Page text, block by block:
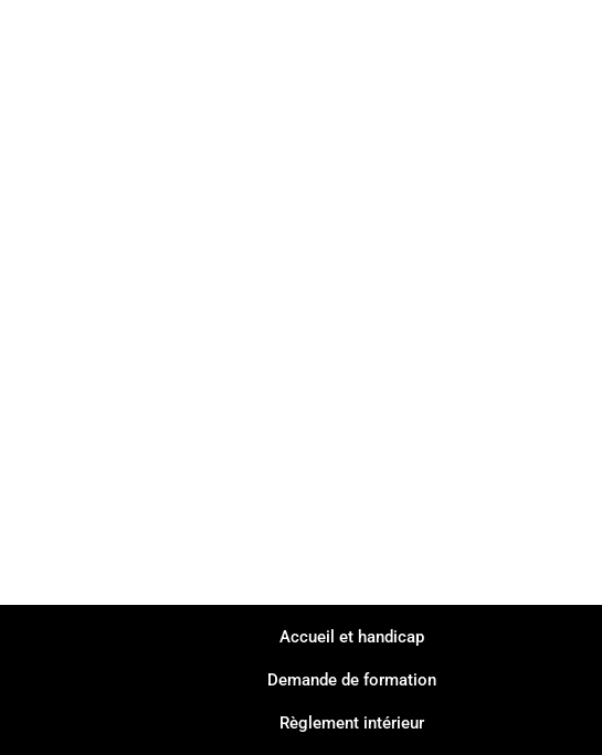
Accueil et handicap
Demande de formation
Règlement intérieur